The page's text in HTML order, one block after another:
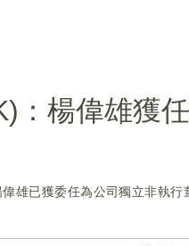
：楊偉雄獲
偉雄已獲委任為公司獨立非執